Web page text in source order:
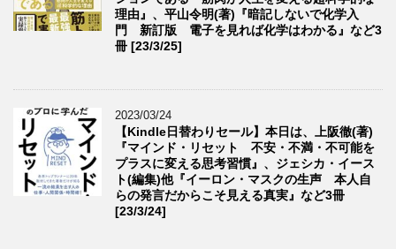
理由』、平山令明(著)『暗記しないで化学入
門 新訂版 電子を見れば化学はわかる』など3
冊 [23/3/25]
2023/03/24
【Kindle日替わりセール】本日は、上阪徹(著)
『マインド・リセット 不安・不満・不可能を
プラスに変える思考習慣』、ジェシカ・イース
ト(編集)他『イーロン・マスクの生声 本人自
らの発言だからこそ見える真実』など3冊
[23/3/24]